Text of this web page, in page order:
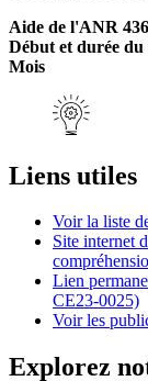
Aide de l'ANR
Début et durée du
Mois
Liens utiles
Voir la liste
Site internet
Lien
CE23-0025)
Voir les
Explorez